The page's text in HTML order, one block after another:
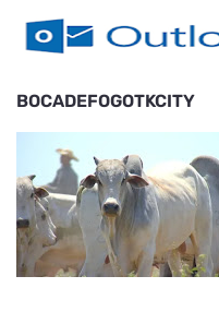
BOCADEFOGOTKCITY